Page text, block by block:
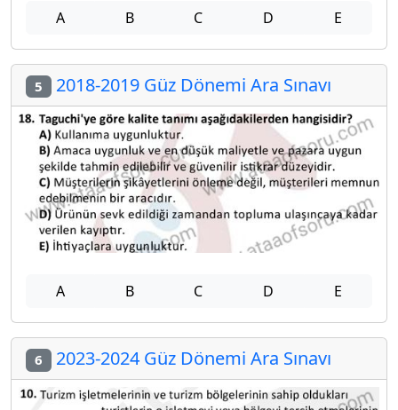
A B C D E
5 2018-2019 Güz Dönemi Ara Sınavı
A B C D E
6 2023-2024 Güz Dönemi Ara Sınavı